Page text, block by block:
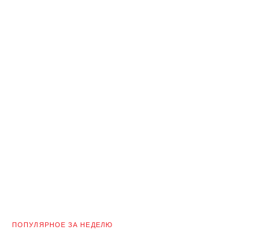
ПОПУЛЯРНОЕ ЗА НЕДЕЛЮ